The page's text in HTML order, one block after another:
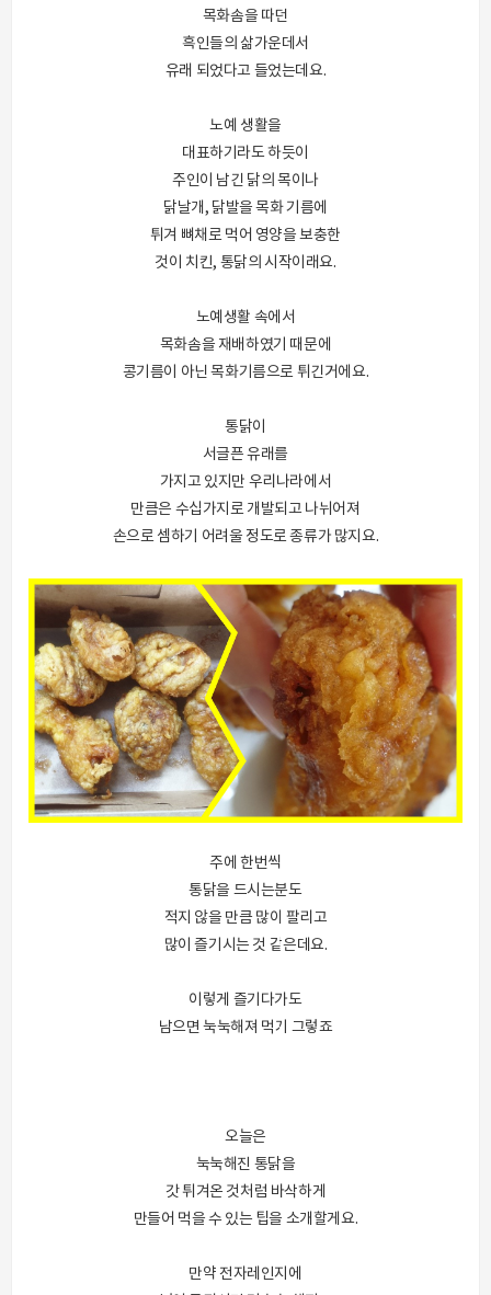
목화솜을 따던
흑인들의 삶가운데서
유래 되었다고 들었는데요.
노예 생활을
대표하기라도 하듯이
주인이 남긴 닭의 목이나
닭날개, 닭발을 목화 기름에
튀겨 뼈채로 먹어 영양을 보충한
것이 치킨, 통닭의 시작이래요.
노예생활 속에서
목화솜을 재배하였기 때문에
콩기름이 아닌 목화기름으로 튀긴거에요.
통닭이
서글픈 유래를
가지고 있지만 우리나라에서
만큼은 수십가지로 개발되고 나뉘어져
손으로 셈하기 어려울 정도로 종류가 많지요.
주에 한번씩
통닭을 드시는분도
적지 않을 만큼 많이 팔리고
많이 즐기시는 것 같은데요.
이렇게 즐기다가도
남으면 눅눅해져 먹기 그렇죠
오늘은
눅눅해진 통닭을
갓 튀겨온 것처럼 바삭하게
만들어 먹을 수 있는 팁을 소개할게요.
만약 전자레인지에